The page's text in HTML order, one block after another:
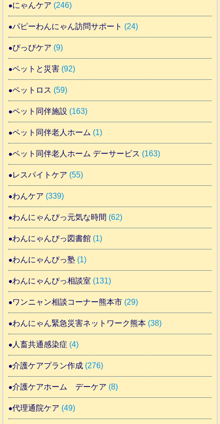
にゃんケア (246)
パピーわんにゃん訪問サポート (24)
ぴっぴケア (9)
ペットと災害 (92)
ペットロス (59)
ペット同伴施設 (163)
ペット同伴老人ホーム (1)
ペット同伴老人ホーム デーサービス (163)
レスパイトケア (55)
わんケア (339)
わんにゃんぴっ元気な時間 (62)
わんにゃんぴっ図書館 (1)
わんにゃんぴっ塾 (1)
わんにゃんぴっ相談室 (131)
ワンニャン相談コーナー熊本市 (29)
わんにゃん緊急災害ネットワーク熊本 (38)
人畜共通感染症 (4)
介護ケアプラン作成 (276)
介護ケアホーム デーケア (8)
代理通院ケア (49)